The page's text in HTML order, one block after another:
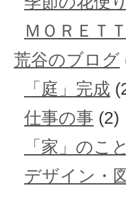
ＭＯＲＥＴ
荒谷のブログ
「庭」完成
仕事の事 (2)
「家」のこと
デザイン・